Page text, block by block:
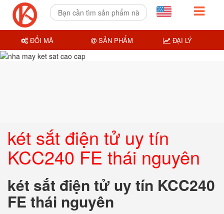
két sắt điện tử uy tín
KCC240 FE thái nguyên
két sắt điện tử uy tín KCC240
FE thái nguyên
ĐỔI MÃ SẢN PHẨM ĐẠI LÝ